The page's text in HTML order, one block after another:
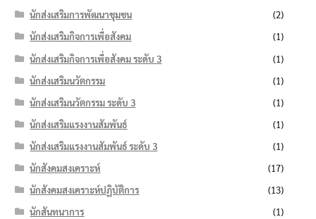
นักส่งเสริมการพัฒนาชุมชน
(2)
นักส่งเสริมกิจการเพื่อสังคม
(1)
นักส่งเสริมกิจการเพื่อสังคม ระดับ 3
(1)
นักส่งเสริมนวัตกรรม
(1)
นักส่งเสริมนวัตกรรม ระดับ 3
(1)
นักส่งเสริมแรงงานสัมพันธ์
(1)
นักส่งเสริมแรงงานสัมพันธ์ ระดับ 3
(1)
นักสังคมสงเคราะห์
(17)
นักสังคมสงเคราะห์ปฏิบัติการ
(13)
นักสันทนาการ
(1)